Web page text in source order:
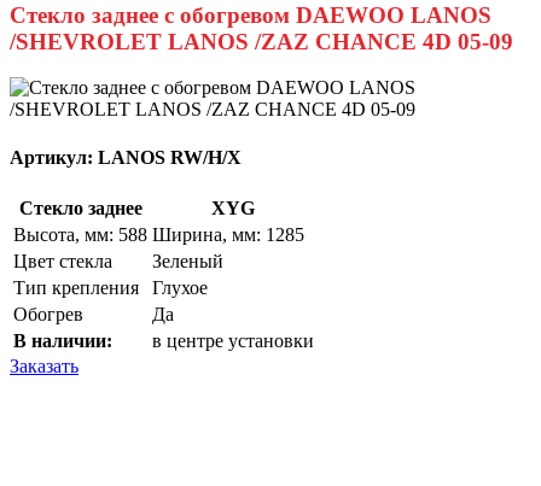
Стекло заднее с обогревом DAEWOO LANOS
/SHEVROLET LANOS /ZAZ CHANCE 4D 05-09
Артикул: LANOS RW/H/X
Стекло заднее
XYG
Высота, мм: 588 Ширина, мм: 1285
Цвет стекла
Зеленый
Тип крепления
Глухое
Обогрев
Да
В наличии:
в центре установки
Заказать